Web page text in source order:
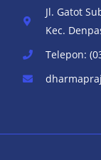
Jl. Gatot
Kec.
Telepon: